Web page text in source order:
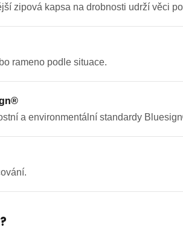
zipová kapsa na drobnosti udrží věci
rameno podle situace.
a environmentální standardy